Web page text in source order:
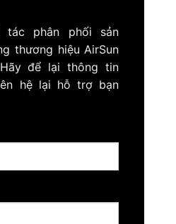
tác phân phối sản
thương hiệu AirSun
để lại thông tin
hệ lại hỗ trợ bạn